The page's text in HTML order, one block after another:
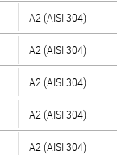
А2 (AISI 304)
А2 (AISI 304)
А2 (AISI 304)
А2 (AISI 304)
А2 (AISI 304)